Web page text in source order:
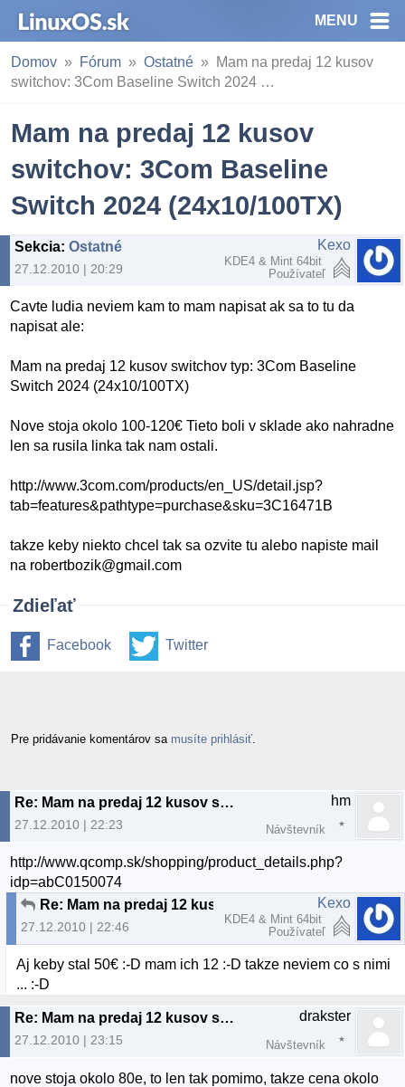
MENU
Domov Fórum Ostatné
Mam na predaj 12 kusov
switchov: 3Com Baseline Switch 2024 …
Mam na predaj 12 kusov
switchov: 3Com Baseline
Switch 2024 (24x10/100TX)
Sekcia: Ostatné
27.12.2010 | 20:29
Kexo
KDE4 & Mint 64bit
Používateľ
Cavte ludia neviem kam to mam napisat ak sa to tu da
napisat ale:
Mam na predaj 12 kusov switchov typ: 3Com Baseline
Switch 2024 (24x10/100TX)
Nove stoja okolo 100-120€ Tieto boli v sklade ako nahradne
len sa rusila linka tak nam ostali.
http://www.3com.com/products/en_US/detail.jsp?
tab=features&pathtype=purchase&sku=3C16471B
takze keby niekto chcel tak sa ozvite tu alebo napiste mail
na robertbozik@gmail.com
Zdieľať
Facebook Twitter
Pre pridávanie komentárov sa musíte prihlásiť
Re: Mam na predaj 12 kusov switchov: 3Com Baseline Switch 2024 (24x10/100TX)
27.12.2010 | 22:23
hm
Návštevník
http://www.qcomp.sk/shopping/product_details.php?
idp=abC0150074
27.12.2010 | 22:46
Kexo
KDE4 & Mint 64bit
Používateľ
Aj keby stal 50€ :-D mam ich 12 :-D takze neviem co s nimi
... :-D
Re: Mam na predaj 12 kusov switchov: 3Com Baseline Switch 2024 (24x10/100TX)
27.12.2010 | 23:15
drakster
Návštevník
nove stoja okolo 80e, to len tak pomimo, takze cena okolo